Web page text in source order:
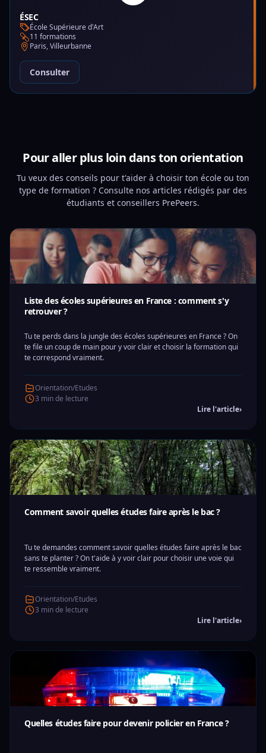
ÉSEC
École Supérieure d'Art
11 formations
Paris, Villeurbanne
Consulter
Pour aller plus loin dans ton orientation
Tu veux des conseils pour t'aider à choisir ton école ou ton
type de formation ? Consulte nos articles rédigés par des
étudiants et conseillers PrePeers.
Liste des écoles supérieures en France : comment s'y
retrouver ?
Tu te perds dans la jungle des écoles supérieures en France ? On
te file un coup de main pour y voir clair et choisir la formation qui
te correspond vraiment.
Orientation/Etudes
3 min de lecture
Lire l'article›
Comment savoir quelles études faire après le bac ?
Tu te demandes comment savoir quelles études faire après le bac
sans te planter ? On t'aide à y voir clair pour choisir une voie qui
te ressemble vraiment.
Orientation/Etudes
3 min de lecture
Lire l'article›
Quelles études faire pour devenir policier en France ?